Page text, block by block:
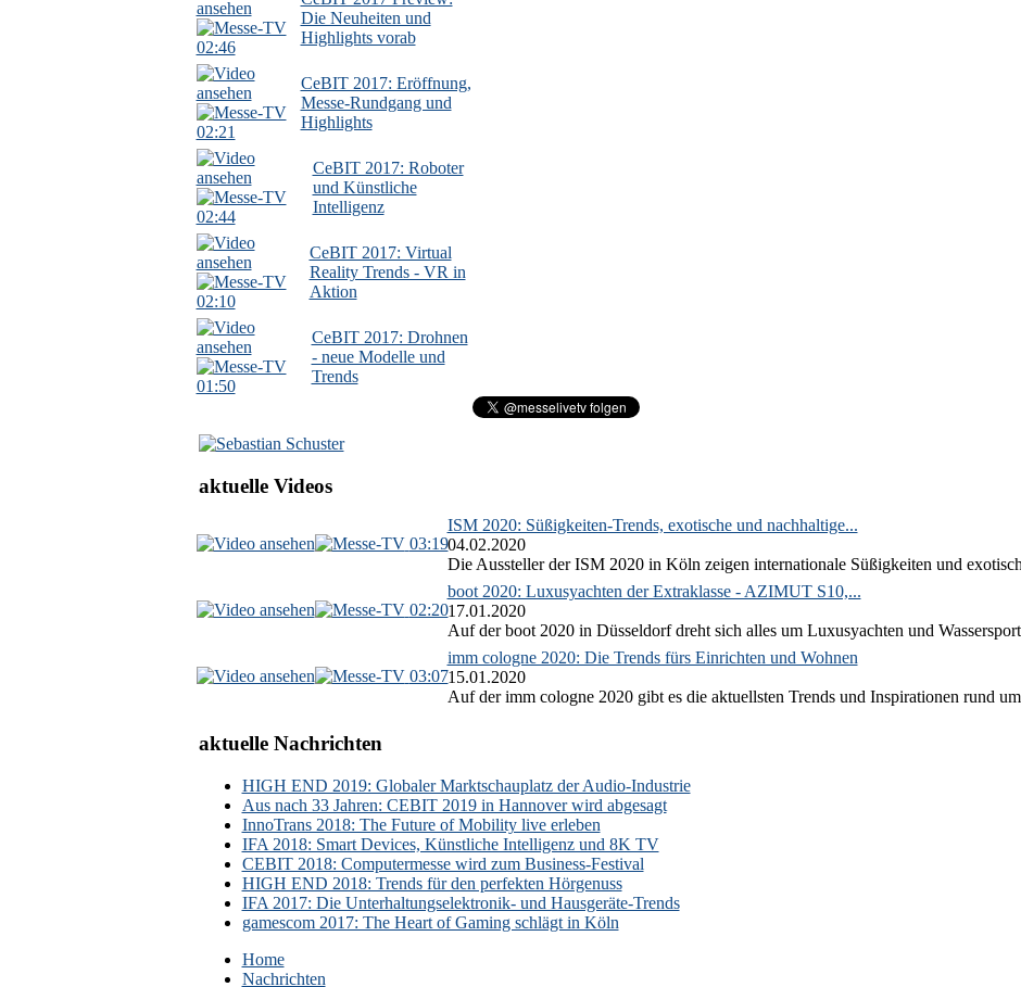
02:46
Die Neuheiten und
Highlights vorab
02:21
CeBIT 2017: Eröffnung,
Messe-Rundgang und
Highlights
02:44
CeBIT 2017: Roboter
und Künstliche
Intelligenz
02:10
CeBIT 2017: Virtual
Reality Trends - VR in
Aktion
01:50
CeBIT 2017: Drohnen
- neue Modelle und
Trends
aktuelle Videos
03:19
ISM 2020: Süßigkeiten-Trends, exotische und nachhaltige...
04.02.2020
Die Aussteller der ISM 2020 in Köln zeigen internationale Süßigkeiten und
02:20
boot 2020: Luxusyachten der Extraklasse - AZIMUT S10,...
17.01.2020
Auf der boot 2020 in Düsseldorf dreht sich alles um Luxusyachten und
03:07
imm cologne 2020: Die Trends fürs Einrichten und Wohnen
15.01.2020
Auf der imm cologne 2020 gibt es die aktuellsten Trends und Inspirationen rund
aktuelle Nachrichten
HIGH END 2019: Globaler Marktschauplatz der Audio-Industrie
Aus nach 33 Jahren: CEBIT 2019 in Hannover wird abgesagt
InnoTrans 2018: The Future of Mobility live erleben
IFA 2018: Smart Devices, Künstliche Intelligenz und 8K TV
CEBIT 2018: Computermesse wird zum Business-Festival
HIGH END 2018: Trends für den perfekten Hörgenuss
IFA 2017: Die Unterhaltungselektronik- und Hausgeräte-Trends
gamescom 2017: The Heart of Gaming schlägt in Köln
Home
Nachrichten